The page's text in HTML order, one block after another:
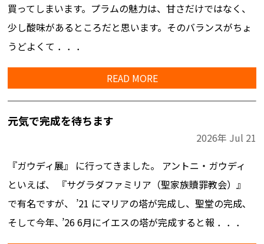
買ってしまいます。プラムの魅力は、甘さだけではなく、
少し酸味があるところだと思います。そのバランスがちょ
うどよくて ．．．
READ MORE
元気で完成を待ちます
2026年 Jul 21
『ガウディ展』 に行ってきました。 アントニ・ガウディ
といえば、 『サグラダファミリア（聖家族贖罪教会）』
で有名ですが、 ’21 にマリアの塔が完成し、聖堂の完成､
そして今年､ ’26 6月にイエスの塔が完成すると報 ．．．